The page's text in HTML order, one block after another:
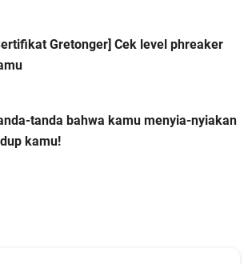
Gretonger] Cek level phreaker
tanda bahwa kamu menyia-nyiakan
kamu!